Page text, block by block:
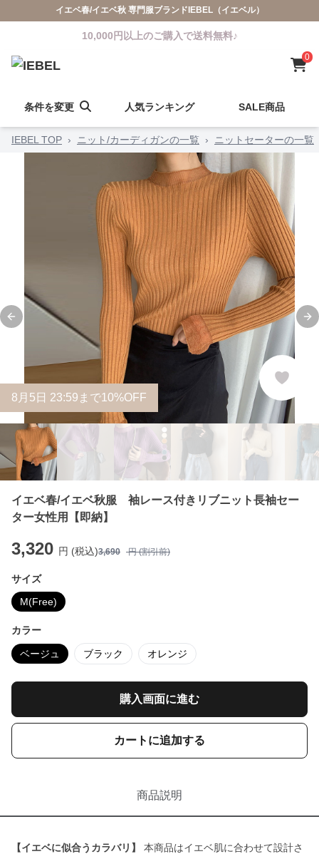
イエベ春/イエベ秋 専門服ブランドIEBEL（イエベル）
10,000円以上のご購入で送料無料♪
0
条件を変更 人気ランキング SALE商品
IEBEL TOP › ニット/カーディガンの一覧 › ニットセーターの一覧
Previous slide
8 月 5 日 23:59まで10%OFF
イエベ春/イエベ秋服 袖レース付きリブニット長袖セー
ター女性用【即納】
3,320 円 (税込)3,690 円 (割引前)
サイズ
M(Free)
カラー
ベージュ ブラック オレンジ
購入画面に進む
カートに追加する
商品説明
【イエベに似合うカラバリ】
本商品はイエベ肌に合わせて設計さ